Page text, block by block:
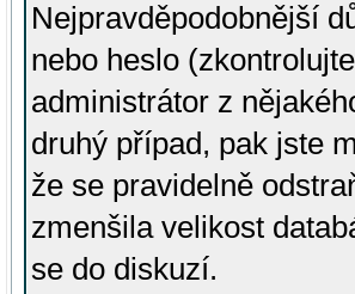
Nejpravděpodobnější
nebo heslo
administrátor z
druhý případ, pak jste
že se pravidelně
zmenšila velikost
se do diskuzí.